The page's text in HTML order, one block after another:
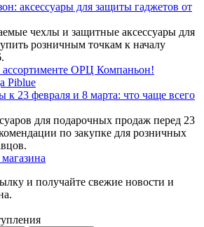
аксессуары для защиты гаджетов от
чехлы и защитные аксессуары для
розничным точкам к началу
OРЦ Компаньон!
Piblue
к 23 февраля и 8 марта: что чаще всего
для подарочных продаж перед 23
по закупке для розничных
и получайте свежие новости и